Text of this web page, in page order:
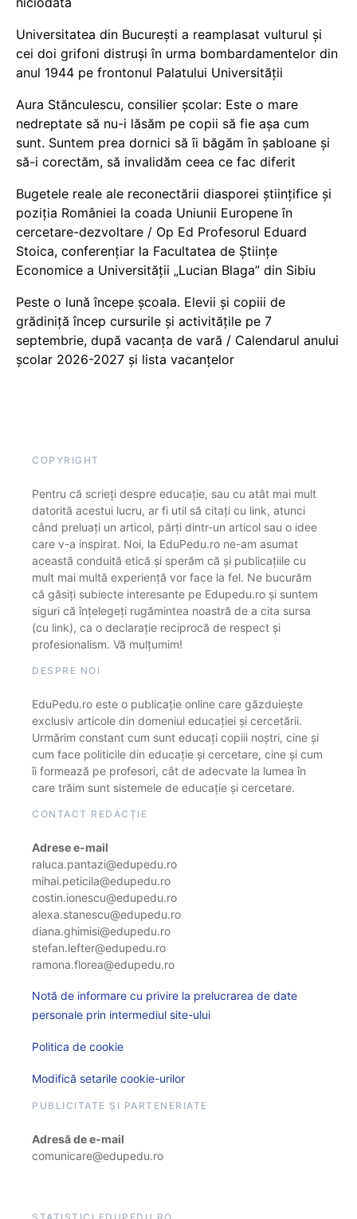
Universitatea din București a reamplasat vulturul și
cei doi grifoni distruși în urma bombardamentelor din
anul 1944 pe frontonul Palatului Universității
Aura Stănculescu, consilier școlar: Este o mare
nedreptate să nu-i lăsăm pe copii să fie așa cum
sunt. Suntem prea dornici să îi băgăm în șabloane și
să-i corectăm, să invalidăm ceea ce fac diferit
Bugetele reale ale reconectării diasporei științifice și
poziția României la coada Uniunii Europene în
cercetare-dezvoltare / Op Ed Profesorul Eduard
Stoica, conferențiar la Facultatea de Științe
Economice a Universității „Lucian Blaga” din Sibiu
Peste o lună începe școala. Elevii și copiii de
grădiniță încep cursurile și activitățile pe 7
septembrie, după vacanța de vară / Calendarul anului
școlar 2026-2027 și lista vacanțelor
COPYRIGHT
Pentru că scrieți despre educație, sau cu atât mai mult
datorită acestui lucru, ar fi util să citați cu link, atunci
când preluați un articol, părți dintr-un articol sau o idee
care v-a inspirat. Noi, la EduPedu.ro ne-am asumat
această conduită etică și sperăm că și publicațiile cu
mult mai multă experiență vor face la fel. Ne bucurăm
că găsiți subiecte interesante pe Edupedu.ro și suntem
siguri că înțelegeți rugămintea noastră de a cita sursa
(cu link), ca o declarație reciprocă de respect și
profesionalism. Vă mulțumim!
DESPRE NOI
EduPedu.ro este o publicație online care găzduiește
exclusiv articole din domeniul educației și cercetării.
Urmărim constant cum sunt educați copiii noștri, cine și
cum face politicile din educație și cercetare, cine și cum
îi formează pe profesori, cât de adecvate la lumea în
care trăim sunt sistemele de educație și cercetare.
CONTACT REDACȚIE
Adrese e-mail
raluca.pantazi@edupedu.ro
mihai.peticila@edupedu.ro
costin.ionescu@edupedu.ro
alexa.stanescu@edupedu.ro
diana.ghimisi@edupedu.ro
stefan.lefter@edupedu.ro
ramona.florea@edupedu.ro
Notă de informare cu privire la prelucrarea de date
personale prin intermediul site-ului
Politica de cookie
Modifică setarile cookie-urilor
PUBLICITATE ȘI PARTENERIATE
Adresă de e-mail
comunicare@edupedu.ro